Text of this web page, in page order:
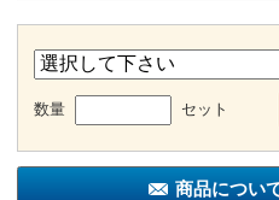
数量 セット
商品につい